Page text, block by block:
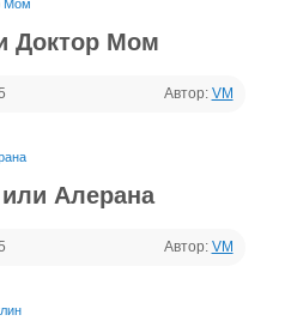
Доктор Мом
Автор: VM
Алерана
Автор: VM